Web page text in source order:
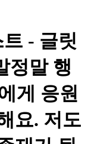
- 글릿
정말 행
게 응원
요. 저도